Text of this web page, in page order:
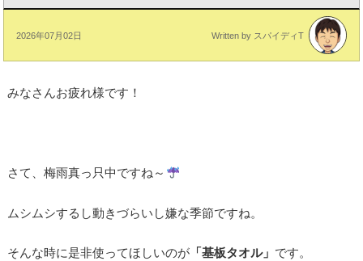
2026年07月02日 Written by スパイディT
みなさんお疲れ様です！
さて、梅雨真っ只中ですね～
ムシムシするし動きづらいし嫌な季節ですね。
そんな時に是非使ってほしいのが 「基板タオル」 です。